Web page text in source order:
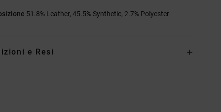
51.8% Leather, 45.5% Synthetic, 2.7% Polyester
e Resi